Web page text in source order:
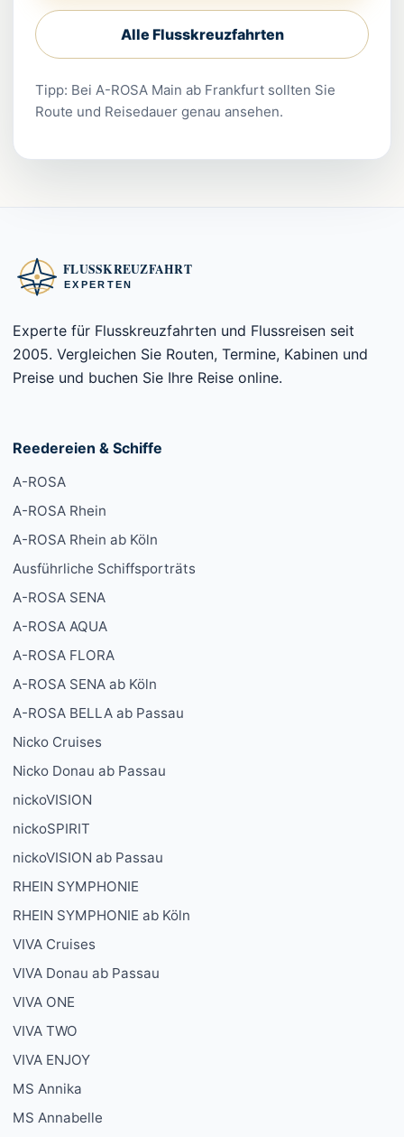
Alle Flusskreuzfahrten
Tipp: Bei A-ROSA Main ab Frankfurt sollten Sie
Route und Reisedauer genau ansehen.
Experte für Flusskreuzfahrten und Flussreisen seit
2005. Vergleichen Sie Routen, Termine, Kabinen und
Preise und buchen Sie Ihre Reise online.
Reedereien & Schiffe
A-ROSA
A-ROSA Rhein
A-ROSA Rhein ab Köln
Ausführliche Schiffsporträts
A-ROSA SENA
A-ROSA AQUA
A-ROSA FLORA
A-ROSA SENA ab Köln
A-ROSA BELLA ab Passau
Nicko Cruises
Nicko Donau ab Passau
nickoVISION
nickoSPIRIT
nickoVISION ab Passau
RHEIN SYMPHONIE
RHEIN SYMPHONIE ab Köln
VIVA Cruises
VIVA Donau ab Passau
VIVA ONE
VIVA TWO
VIVA ENJOY
MS Annika
MS Annabelle